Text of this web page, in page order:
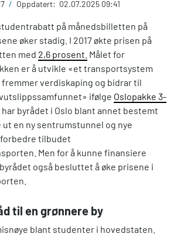
/ Oppdatert: 02.07.2025 09:41
på månedsbilletten på
øker stadig. I 2017 økte prisen på
med 2,6 prosent. Målet for
er å utvikle «et transportsystem
verdiskaping og bidrar til
ifølge Oslopakke 3-
har byrådet i Oslo blant annet bestemt
ut en ny sentrumstunnel og nye
tilbudet
Men for å kunne finansiere
også besluttet å øke prisene i
til en grønnere by
blant studenter i hovedstaten.